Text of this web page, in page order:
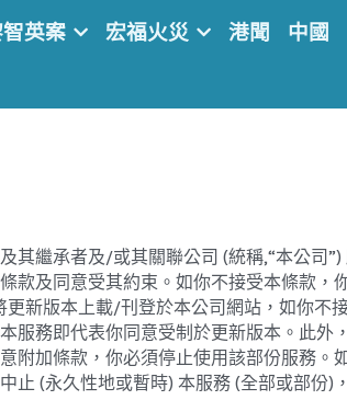
英案 宏福火災 港聞 中國
繼承者及/或其關聯公司 (統稱,“本公司
款及同意受其約束。如你不接受本條款，
新版本上載/刊登於本公司網站，如你不
務即代表你同意受制於更新版本。此外
附加條款，你必須停止使用該部份服務
(永久性地或暫時) 本服務 (全部或部份)